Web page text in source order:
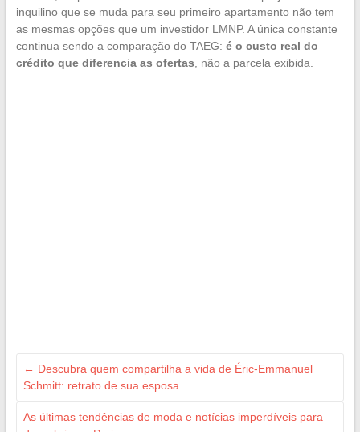
inquilino que se muda para seu primeiro apartamento não tem
as mesmas opções que um investidor LMNP. A única constante
continua sendo a comparação do TAEG: é o custo real do
crédito que diferencia as ofertas, não a parcela exibida.
← Descubra quem compartilha a vida de Éric-Emmanuel
Schmitt: retrato de sua esposa
As últimas tendências de moda e notícias imperdíveis para